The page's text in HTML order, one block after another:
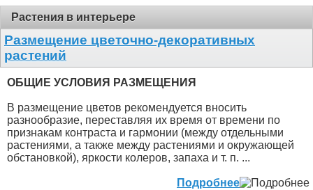
Растения в интерьере
Размещение цветочно-декоративных
растений
ОБЩИЕ УСЛОВИЯ РАЗМЕЩЕНИЯ
В размещение цветов рекомендуется вносить
разнообразие, переставляя их время от времени по
признакам контраста и гармонии (между отдельными
растениями, а также между растениями и окружающей
обстановкой), яркости колеров, запаха и т. п. ...
Подробнее